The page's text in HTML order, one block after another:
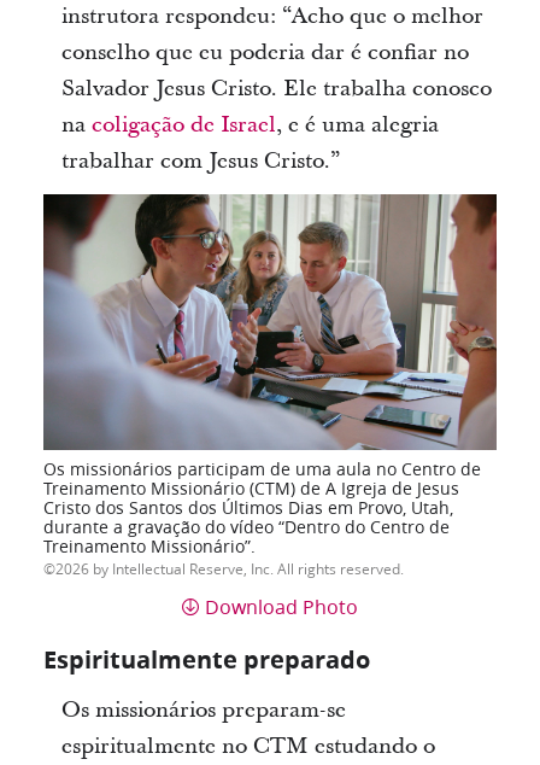
instrutora respondeu: “Acho que o melhor
conselho que eu poderia dar é confiar no
Salvador Jesus Cristo. Ele trabalha conosco
na coligação de Israel, e é uma alegria
trabalhar com Jesus Cristo.”
Os missionários participam de uma aula no Centro de
Treinamento Missionário (CTM) de A Igreja de Jesus
Cristo dos Santos dos Últimos Dias em Provo, Utah,
durante a gravação do vídeo “Dentro do Centro de
Treinamento Missionário”.
2026 by Intellectual Reserve, Inc. All rights reserved.
Download Photo
Espiritualmente preparado
Os missionários preparam-se
espiritualmente no CTM estudando o